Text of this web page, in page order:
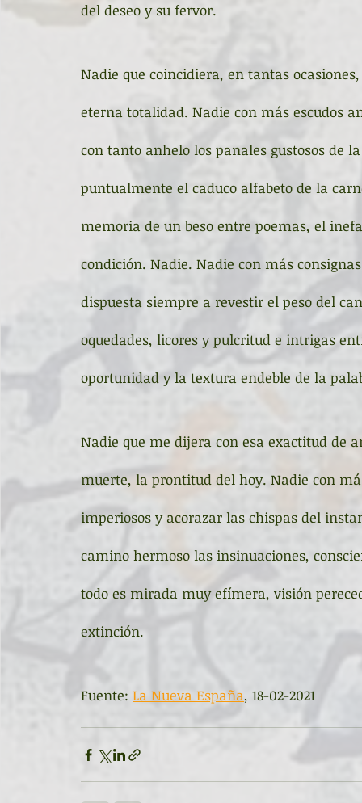
del deseo y su fervor.
Nadie que coincidiera, en tantas
eterna totalidad. Nadie con más escudos
con tanto anhelo los panales gustosos de
puntualmente el caduco alfabeto de la
memoria de un beso entre poemas, el
condición. Nadie. Nadie con más
dispuesta siempre a revestir el peso del
oquedades, licores y pulcritud e intrigas
oportunidad y la textura endeble de la
Nadie que me dijera con esa exactitud de
muerte, la prontitud del hoy. Nadie con
imperiosos y acorazar las chispas del
camino hermoso las insinuaciones,
todo es mirada muy efímera, visión
extinción.
Fuente: La Nueva España, 18-02-2021